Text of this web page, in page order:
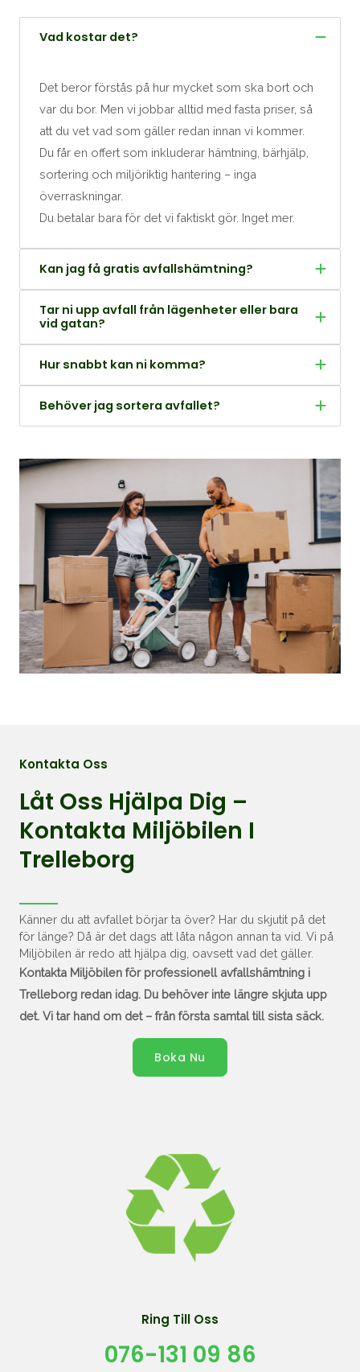
Vad kostar det?
Det beror förstås på hur mycket som ska bort och
var du bor. Men vi jobbar alltid med fasta priser, så
att du vet vad som gäller redan innan vi kommer.
Du får en offert som inkluderar hämtning, bärhjälp,
sortering och miljöriktig hantering – inga
överraskningar.
Du betalar bara för det vi faktiskt gör. Inget mer.
Kan jag få gratis avfallshämtning?
Tar ni upp avfall från lägenheter eller bara
vid gatan?
Hur snabbt kan ni komma?
Behöver jag sortera avfallet?
Kontakta Oss
Låt Oss Hjälpa Dig –
Kontakta Miljöbilen I
Trelleborg
Känner du att avfallet börjar ta över? Har du skjutit på det
för länge? Då är det dags att låta någon annan ta vid. Vi på
Miljöbilen är redo att hjälpa dig, oavsett vad det gäller.
Kontakta Miljöbilen för professionell avfallshämtning i
Trelleborg redan idag. Du behöver inte längre skjuta upp
det. Vi tar hand om det – från första samtal till sista säck.
Boka Nu
Ring Till Oss
076-131 09 86